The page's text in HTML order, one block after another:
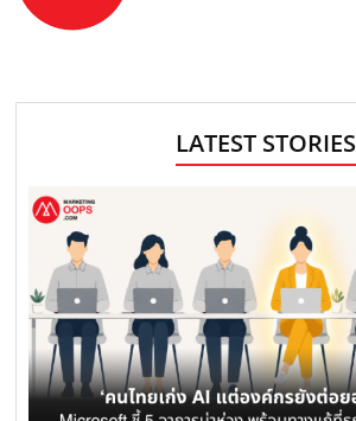
LATEST STORIES